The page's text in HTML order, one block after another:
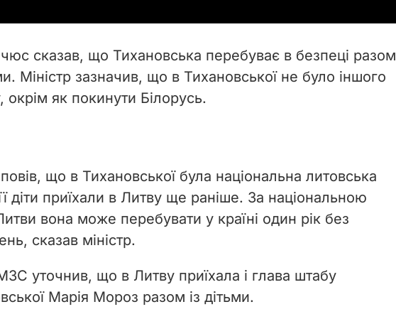
i
d
o
сказав, що Тихановська перебуває в безпеці разом
Міністр зазначив, що в Тихановської не було іншого
окрім як покинути Білорусь.
що в Тихановської була національна литовська
діти приїхали в Литву ще раніше. За національною
вона може перебувати у країні один рік без
сказав міністр.
уточнив, що в Литву приїхала і глава штабу
Марія Мороз разом із дітьми.